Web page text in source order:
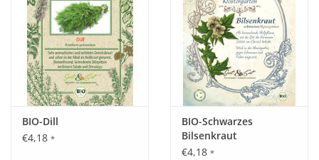
BIO-Dill
€4,18 *
BIO-Schwarzes
Bilsenkraut
€4,18 *